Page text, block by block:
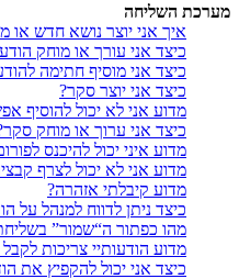
מערכת השליחה
איך אני יוצר נושא חדש או
כיצד אני עורך או מוחק
כיצד אני מוסיף חתימה
כיצד אני יוצר סקר?
מדוע אני לא יכול להוסיף
כיצד אני ערוך או מוחק
מדוע איני יכול להיכנס
מדוע אני לא יכול לצרף
מדוע קיבלתי אזהרה?
כיצד ניתן לדווח למנהל על
מהו כפתור ה“שמור”
מדוע הודעותיי צריכות
כיצד אני יכול להקפיץ את